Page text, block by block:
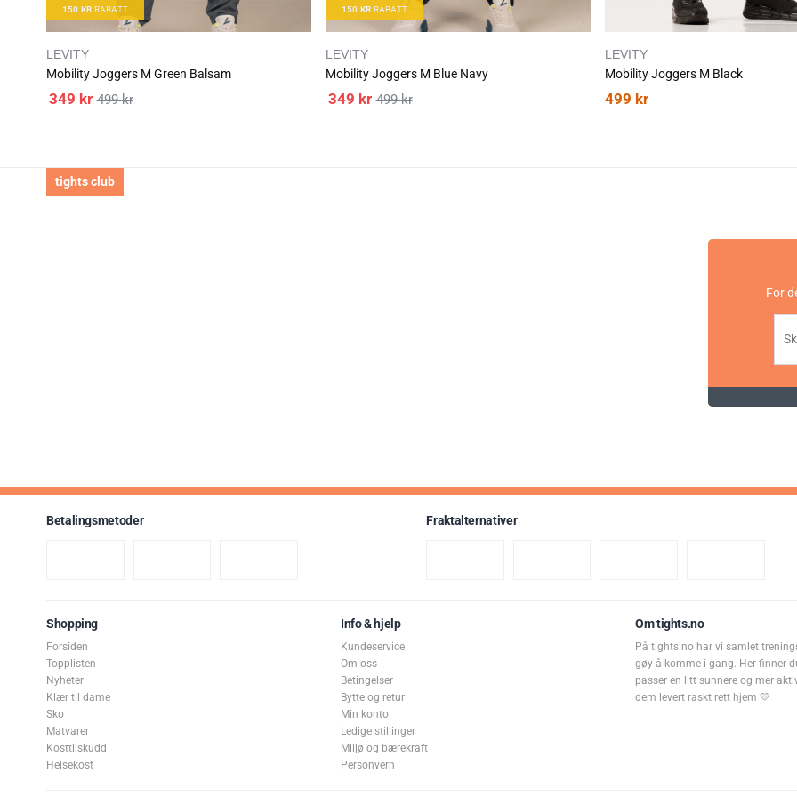
150 KR RABATT
LEVITY
Mobility Joggers M Green Balsam
499kr
349 kr
150 KR RABATT
LEVITY
Mobility Joggers M Blue Navy
499kr
349 kr
LEVITY
Mobility Joggers M Black
499 kr
tights club
For
Betalingsmetoder Fraktalternativer
Shopping
Forsiden
Topplisten
Nyheter
Klær til dame
Sko
Matvarer
Kosttilskudd
Helsekost
Info & hjelp
Kundeservice
Om oss
Betingelser
Bytte og retur
Min konto
Ledige stillinger
Miljø og bærekraft
Personvern
Om tights.no
På tights.no har vi samlet
gøy å komme i gang. Her finner
passer en litt sunnere og mer
dem levert raskt rett hjem 💛